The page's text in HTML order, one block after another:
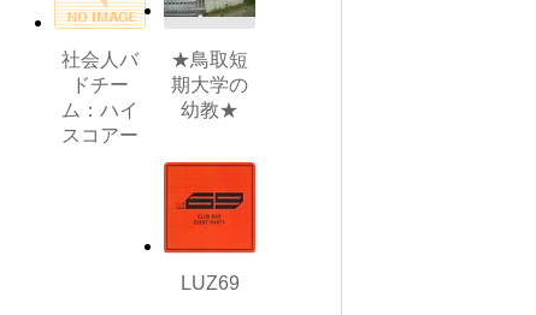
社会人バ
ドチー
ム：ハイ
スコアー
★鳥取短
期大学の
幼教★
LUZ69